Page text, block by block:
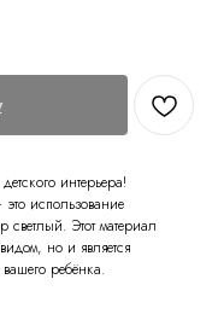
интерьера!
использование
светлый. Этот материал
но и является
ребёнка.